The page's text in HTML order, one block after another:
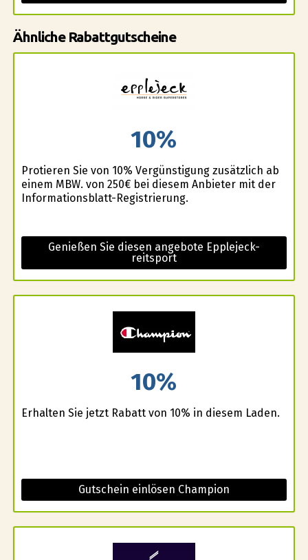
Ähnliche Rabattgutscheine
10%
Profitieren Sie von 10% Vergünstigung zusätzlich ab
einem MBW. von 250€ bei diesem Anbieter mit der
Informationsblatt-Registrierung.
Genießen Sie diesen angebote Epplejeck-
reitsport
10%
Erhalten Sie jetzt Rabatt von 10% in diesem Laden.
Gutschein einlösen Champion